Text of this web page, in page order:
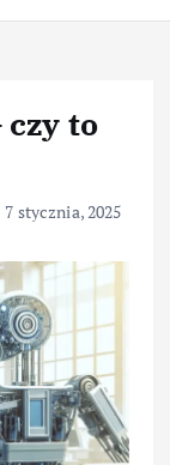
to
7 stycznia, 2025